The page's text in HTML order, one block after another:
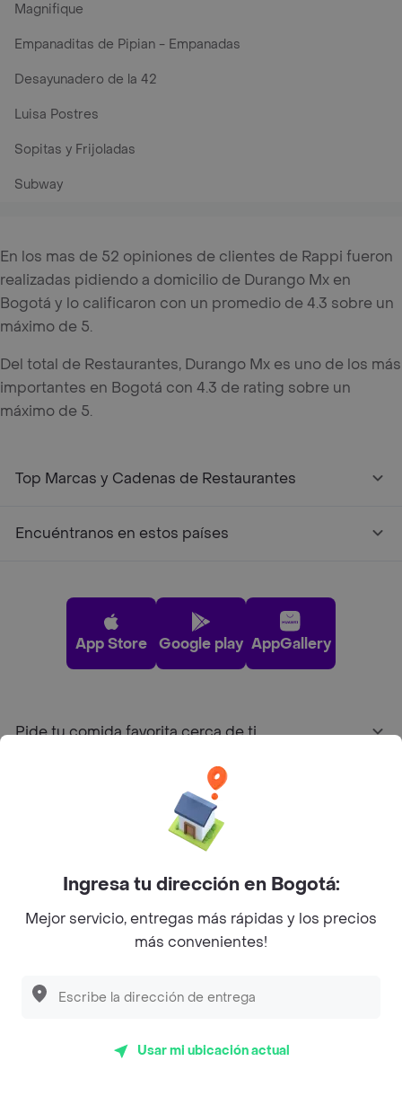
Magnifique
Empanaditas de Pipian - Empanadas
Desayunadero de la 42
Luisa Postres
Sopitas y Frijoladas
Subway
En los mas de 52 opiniones de clientes de Rappi fueron
realizadas pidiendo a domicilio de Durango Mx en
Bogotá y lo calificaron con un promedio de 4.3 sobre un
máximo de 5.
Del total de Restaurantes, Durango Mx es uno de los más
importantes en Bogotá con 4.3 de rating sobre un
máximo de 5.
Top Marcas y Cadenas de Restaurantes
Encuéntranos en estos países
App Store Google play AppGallery
Pide tu comida favorita cerca de ti
Sobre Rappi
Facebook
Twitter
Instagram
©2026Rappi Inc. All rights reserved.
Ingresa tu dirección en Bogotá:
Mejor servicio, entregas más rápidas y los precios
más convenientes!
Usar mi ubicación actual